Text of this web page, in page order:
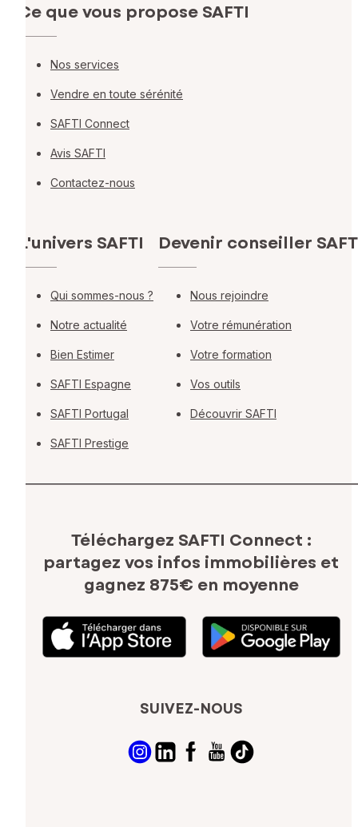
Ce que vous propose SAFTI
Nos services
Vendre en toute sérénité
SAFTI Connect
Avis SAFTI
Contactez-nous
L'univers SAFTI
Qui sommes-nous ?
Notre actualité
Bien Estimer
SAFTI Espagne
SAFTI Portugal
SAFTI Prestige
Devenir conseiller
Nous rejoindre
Votre rémunération
Votre formation
Vos outils
Découvrir SAFTI
Téléchargez SAFTI Connect :
partagez vos infos immobilières et
gagnez 875€ en moyenne
SUIVEZ-NOUS